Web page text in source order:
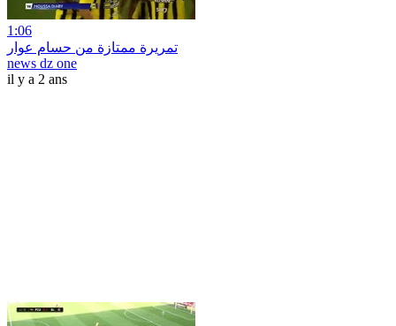
1:06
تمريرة ممتازة من حسام عوار
news dz one
il y a 2 ans